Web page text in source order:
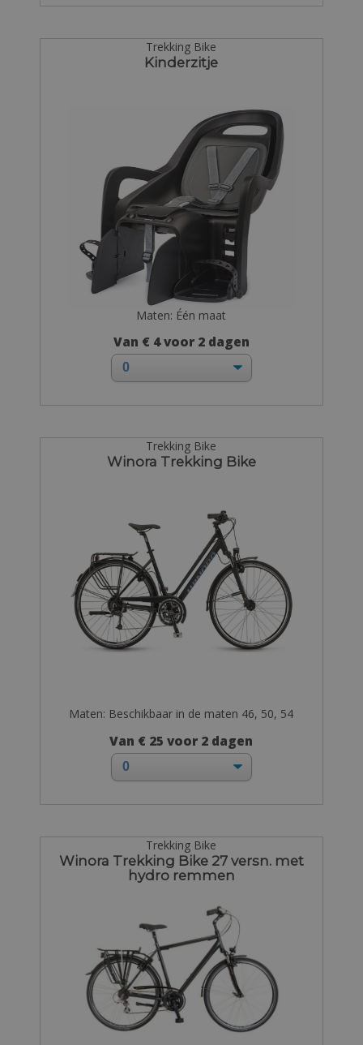
Trekking Bike
Kinderzitje
Maten: Één maat
Van € 4 voor 2 dagen
Trekking Bike
Winora Trekking Bike
Maten: Beschikbaar in de maten 46, 50, 54
Van € 25 voor 2 dagen
Trekking Bike
Winora Trekking Bike 27 versn. met
hydro remmen